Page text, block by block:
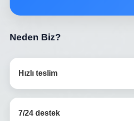
Neden Biz?
Hızlı teslim
7/24 destek